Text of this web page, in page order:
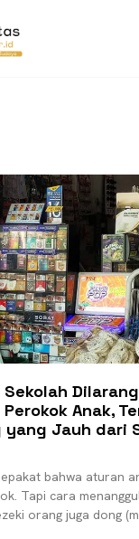
Anak,
yang Jauh dari
bahwa aturan
Tapi cara
orang juga dong